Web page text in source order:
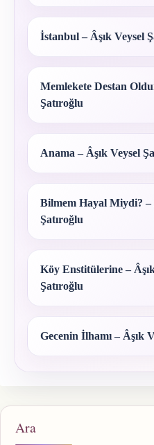
İstanbul – Âşık Veysel
Memlekete Destan
Şatıroğlu
Anama – Âşık Veysel
Bilmem Hayal Miydi? –
Şatıroğlu
Köy Enstitülerine –
Şatıroğlu
Gecenin İlhamı – Âşık
Ara